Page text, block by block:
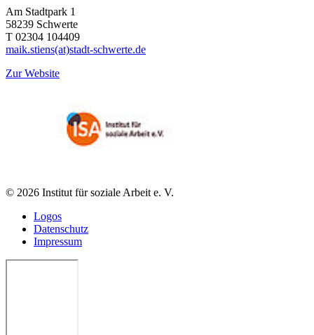
Am Stadtpark 1
58239 Schwerte
T 02304 104409
maik.stiens(at)stadt-schwerte.de
Zur Website
© 2026 Institut für soziale Arbeit e. V.
Logos
Datenschutz
Impressum